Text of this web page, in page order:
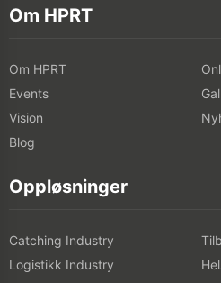
Om HPRT
Om HPRT
Events
Vision
Blog
Oppløsninger
Catching Industry
Logistikk Industry